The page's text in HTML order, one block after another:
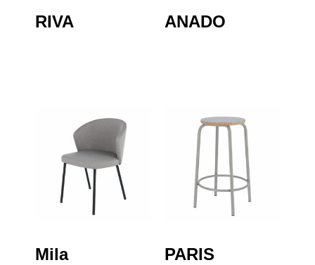
RIVA ANADO
Mila PARIS